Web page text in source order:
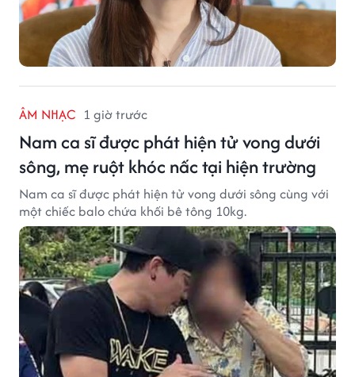
ÂM NHẠC 1 giờ trước
Nam ca sĩ được phát hiện tử vong dưới
sông, mẹ ruột khóc nấc tại hiện trường
Nam ca sĩ được phát hiện tử vong dưới sông cùng với
một chiếc balo chứa khối bê tông 10kg.